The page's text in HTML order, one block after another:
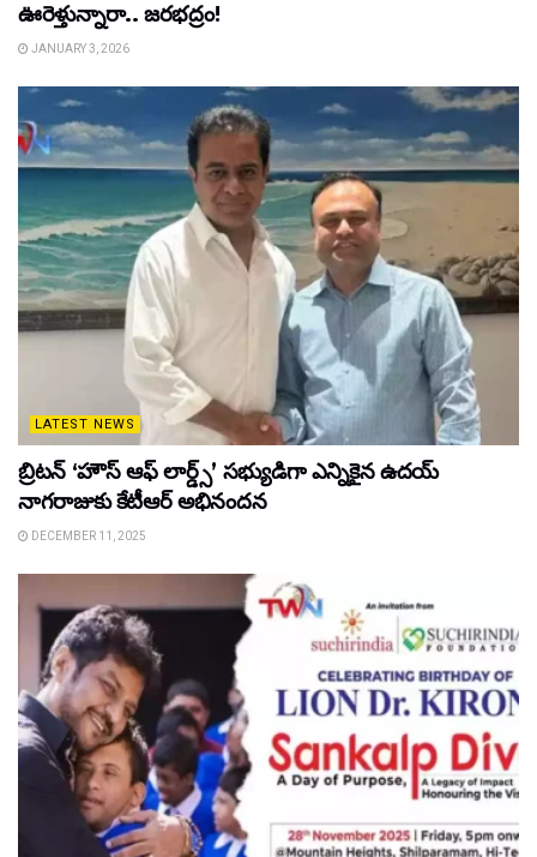
ఊరెళ్తున్నారా.. జరభద్రం!
JANUARY 3, 2026
LATEST NEWS
బ్రిటన్ ‘హౌస్ ఆఫ్ లార్డ్స్’ సభ్యుడిగా ఎన్నికైన ఉదయ్
నాగరాజుకు కేటీఆర్ అభినందన
DECEMBER 11, 2025